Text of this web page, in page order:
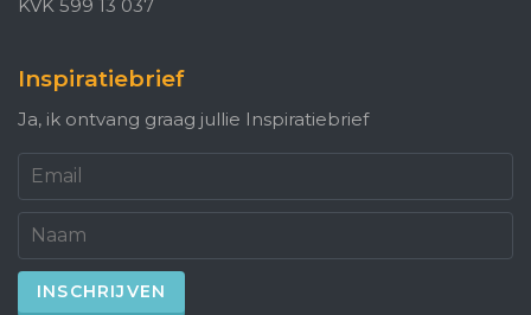
KVK 599 13 037
Inspiratiebrief
Ja, ik ontvang graag jullie Inspiratiebrief